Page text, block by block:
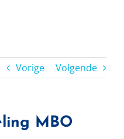
Vorige Volgende
MBO